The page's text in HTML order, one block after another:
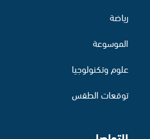
رياضة
الموسوعة
علوم وتكنولوجيا
توقعات الطقس